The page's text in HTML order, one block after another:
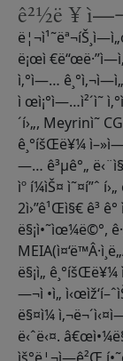
ê²½ë ¥
ë¡œì
ì‚°ì—…
ì œì¡°ì—…ì²´ì˜
´í›„, Meyrinì˜
ê¸°íšŒë¥¼
—… ê³µê°„
ìº í¼ìŠ¤ ì˜¤í”ˆ
2ì›”ê¹Œì§€ ê³ ê°
ë§¡ì•˜ìœ¼ë©°,
ë§¡ì„
—¬ì •ì„
ë§¤ì¼
ë‹ˆë‹¤.